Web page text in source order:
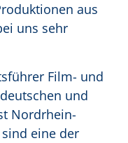
aus
uns sehr
Film- und
und
Nordrhein-
eine der